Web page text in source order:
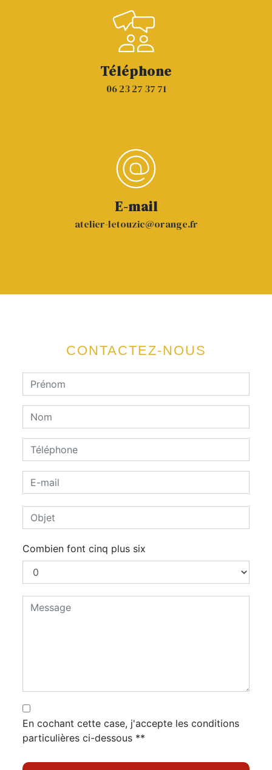
Téléphone
06 23 27 37 71
E-mail
atelier-letouzic@orange.fr
CONTACTEZ-NOUS
Combien font cinq plus six
En cochant cette case, j'accepte les conditions
particulières ci-dessous **